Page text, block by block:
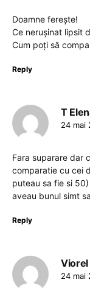
Doamne ferește!
Ce nerușinat lipsit
Cum poți să
Reply
T
24 mai
Fara suparare dar
comparatie cu cei
puteau sa fie si
aveau bunul simt
Reply
Viorel
24 mai